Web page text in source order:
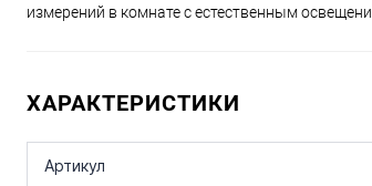
измерений в комнате с естественным
ХАРАКТЕРИСТИКИ
Артикул